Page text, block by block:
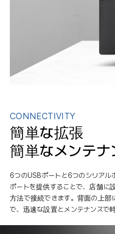
CONNECTIVITY
簡単な拡張
簡単なメンテナ
6つのUSBポートと6つのシリアル
ポートを提供することで、店舗に
方法で接続できます。背面の上部
で、迅速な設置とメンテナンスで